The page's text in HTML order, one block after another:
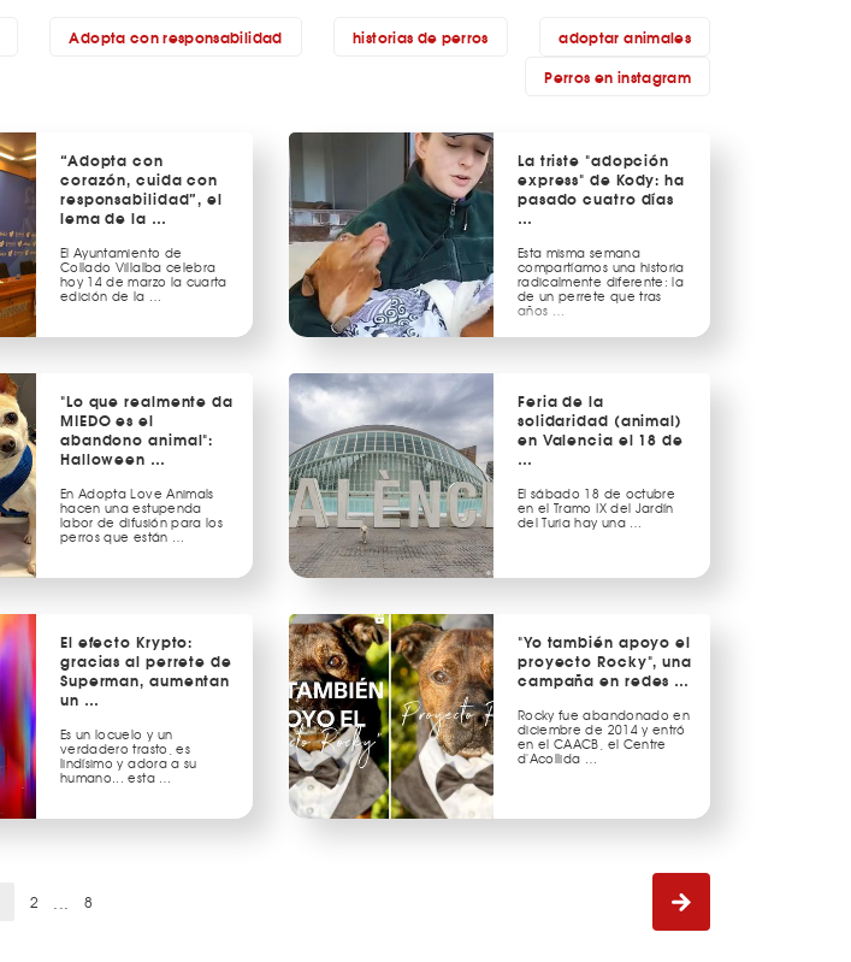
Adopta con responsabilidad historias de perros
adoptar animales
Perros en instagram
“Adopta con
corazón, cuida con
responsabilidad”, el
lema de la …
El Ayuntamiento de
Collado Villalba celebra
hoy 14 de marzo la cuarta
edición de la …
La triste "adopción
express" de Kody: ha
pasado cuatro días
…
Esta misma semana
compartíamos una historia
radicalmente diferente: la
de un perrete que tras
años …
"Lo que realmente da
MIEDO es el
abandono animal":
Halloween …
En Adopta Love Animals
hacen una estupenda
labor de difusión para los
perros que están …
Feria de la
solidaridad (animal)
en Valencia el 18 de
…
El sábado 18 de octubre
en el Tramo IX del Jardín
del Turia hay una …
El efecto Krypto:
gracias al perrete de
Superman, aumentan
un …
Es un locuelo y un
verdadero trasto, es
lindísimo y adora a su
humano... esta …
"Yo también apoyo el
proyecto Rocky", una
campaña en redes …
Rocky fue abandonado en
diciembre de 2014 y entró
en el CAACB, el Centre
d'Acollida …
(current)
2 8